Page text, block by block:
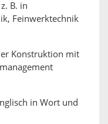
B. in
Feinwerktechnik
Konstruktion mit
in Wort und